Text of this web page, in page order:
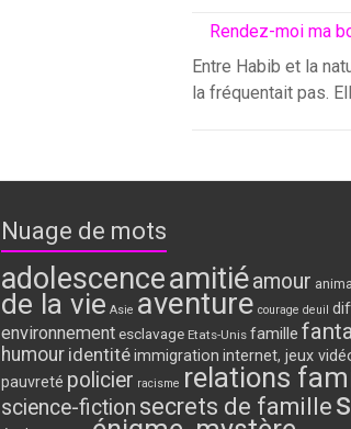
Rendez-moi ma
Entre Habib et la
la fréquentait pas.
Nuage de mots
adolescenceamitiéamour animal
de la vie Asie aventure courage deuil
environnementesclavage Etats-Unis famille
humour identitéimmigration internet, jeux
pauvreté policier racisme relations
science-fiction secrets de famille